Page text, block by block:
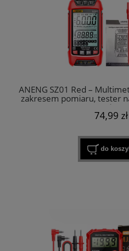
ANENG SZ01 Red –
zakresem pomiaru, tester
temperatury i
74,99 zł
do